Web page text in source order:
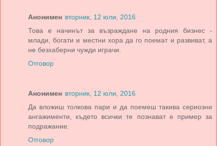
Анонимен вторник, 12 юли, 2016
Това е начинът за възраждане на родния бизнес -
млади, богати и местни хора да го поемат и развиват, а
не безхаберни чужди играчи.
Отговор
Анонимен вторник, 12 юли, 2016
Да вложиш толкова пари и да поемеш такива сериозни
ангажименти, където всички те познават е пример за
подражание.
Отговор